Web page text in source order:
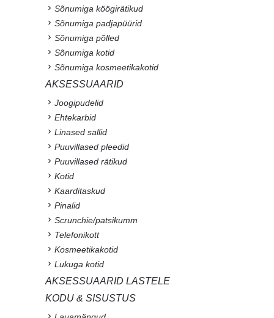
Sõnumiga köögirätikud
Sõnumiga padjapüürid
Sõnumiga põlled
Sõnumiga kotid
Sõnumiga kosmeetikakotid
AKSESSUAARID
Joogipudelid
Ehtekarbid
Linased sallid
Puuvillased pleedid
Puuvillased rätikud
Kotid
Kaarditaskud
Pinalid
Scrunchie/patsikumm
Telefonikott
Kosmeetikakotid
Lukuga kotid
AKSESSUAARID LASTELE
KODU & SISUSTUS